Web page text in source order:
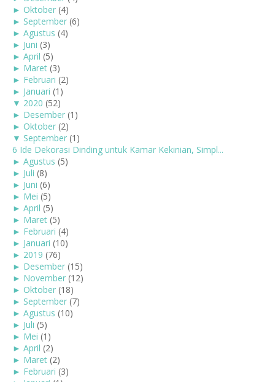
► Oktober (4)
► September (6)
► Agustus (4)
► Juni (3)
► April (5)
► Maret (3)
► Februari (2)
► Januari (1)
▼ 2020 (52)
► Desember (1)
► Oktober (2)
▼ September (1)
6 Ide Dekorasi Dinding untuk Kamar Kekinian, Simpl...
► Agustus (5)
► Juli (8)
► Juni (6)
► Mei (5)
► April (5)
► Maret (5)
► Februari (4)
► Januari (10)
► 2019 (76)
► Desember (15)
► November (12)
► Oktober (18)
► September (7)
► Agustus (10)
► Juli (5)
► Mei (1)
► April (2)
► Maret (2)
► Februari (3)